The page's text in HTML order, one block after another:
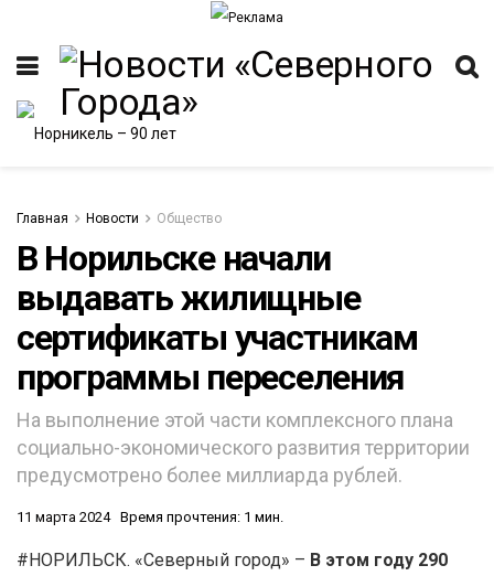
Главная Новости Общество
В Норильске начали
выдавать жилищные
сертификаты участникам
программы переселения
На выполнение этой части комплексного плана
социально-экономического развития территории
предусмотрено более миллиарда рублей.
11 марта 2024 Время прочтения: 1 мин.
#НОРИЛЬСК. «Северный город» – В этом году 290